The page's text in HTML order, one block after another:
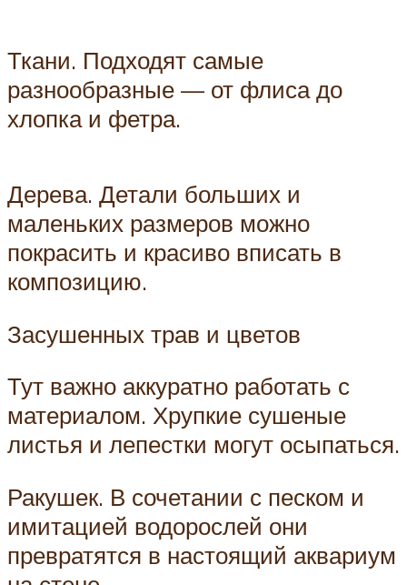
Ткани. Подходят самые
разнообразные — от флиса до
хлопка и фетра.
Дерева. Детали больших и
маленьких размеров можно
покрасить и красиво вписать в
композицию.
Засушенных трав и цветов
Тут важно аккуратно работать с
материалом. Хрупкие сушеные
листья и лепестки могут осыпаться.
Ракушек. В сочетании с песком и
имитацией водорослей они
превратятся в настоящий аквариум